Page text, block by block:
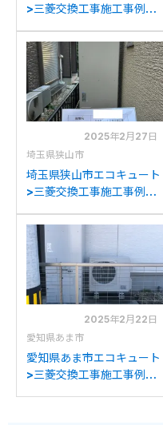
>三菱交換工事施工事例：
三菱SRT-S466Uへの交換
2025年2月27日
埼玉県狭山市
埼玉県狭山市エコキュート
>三菱交換工事施工事例：
三菱SRT-S466Uへの交換
2025年2月22日
愛知県あま市
愛知県あま市エコキュート
>三菱交換工事施工事例：